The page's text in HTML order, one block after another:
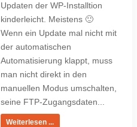
Updaten der WP-Installtion
kinderleicht. Meistens 🙂
Wenn ein Update mal nicht mit
der automatischen
Automatisierung klappt, muss
man nicht direkt in den
manuellen Modus umschalten,
seine FTP-Zugangsdaten...
Weiterlesen ...